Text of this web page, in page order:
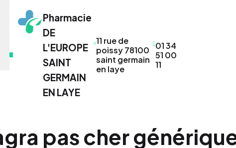
Pharmacie
DE
L'EUROPE
SAINT
GERMAIN
EN LAYE
11 rue de
poissy 78100
saint germain
en laye
01 34
51 00
11
pas cher